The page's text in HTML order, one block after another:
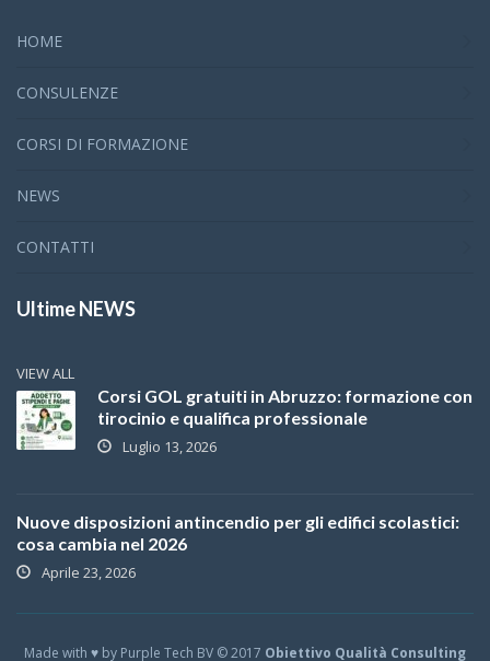
HOME
CONSULENZE
CORSI DI FORMAZIONE
NEWS
CONTATTI
Ultime NEWS
VIEW ALL
Corsi GOL gratuiti in Abruzzo: formazione con
tirocinio e qualifica professionale
Luglio 13, 2026
Nuove disposizioni antincendio per gli edifici scolastici:
cosa cambia nel 2026
Aprile 23, 2026
Made with ♥ by Purple Tech BV © 2017 Obiettivo Qualità Consulting